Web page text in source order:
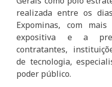
realizada entre os
Expominas, com
expositiva e a
contratantes,
de tecnologia,
poder público.